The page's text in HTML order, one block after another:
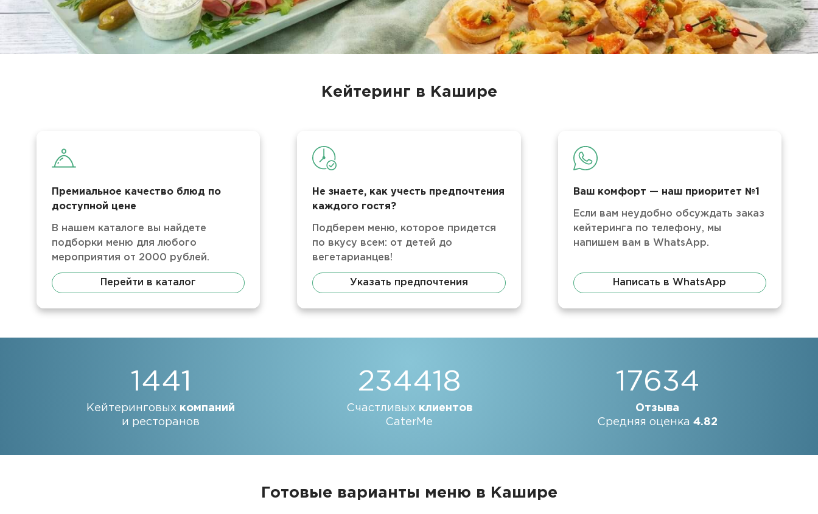
Кейтеринг в Кашире
Премиальное качество блюд по
доступной цене
В нашем каталоге вы найдете
подборки меню для любого
мероприятия от 2000 рублей.
Перейти в каталог
Не знаете, как учесть предпочтения
каждого гостя?
Подберем меню, которое придется
по вкусу всем: от детей до
вегетарианцев!
Указать предпочтения
Ваш комфорт — наш приоритет №1
Если вам неудобно обсуждать заказ
кейтеринга по телефону, мы
напишем вам в WhatsApp.
Написать в WhatsApp
1441
Кейтеринговых компаний
и ресторанов
234418
Счастливых клиентов
CaterMe
17634
Отзыва
Средняя оценка 4.82
Готовые варианты меню в Кашире